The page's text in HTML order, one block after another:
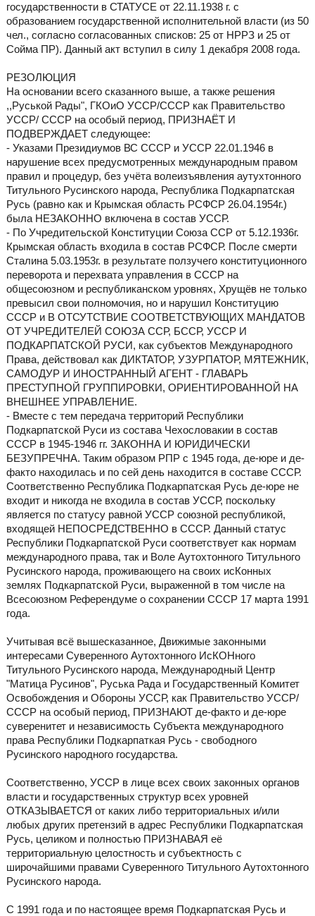
госудaрственности в СТАТУСЕ от 22.11.1938 г. с
образованием государственной исполнительной власти (из 50
чел., согласно согласованных списков: 25 от НРРЗ и 25 от
Сойма ПР). Данный акт вступил в силу 1 декабря 2008 года.
РЕЗОЛЮЦИЯ
На основании всего сказанного выше, а также решения
,,Руськой Рады", ГКОиО УССР/СССР как Правительство
УССР/ СССР на особый период, ПРИЗНАЁТ И
ПОДВЕРЖДАЕТ следующее:
- Указами Президиумов ВС СССР и УССР 22.01.1946 в
нарушение всех предусмотренных международным правом
правил и процедур, без учёта волеизъявления аутухтонного
Титульного Русинского народа, Республика Подкарпатская
Русь (равно как и Крымская область РСФСР 26.04.1954г.)
была НЕЗАКОННО включена в состав УССР.
- По Учредительской Конституции Союза ССР от 5.12.1936г.
Крымская область входила в состав РСФСР. После смерти
Сталина 5.03.1953г. в результате ползучего конституционного
переворота и перехвата управления в СССР на
общесоюзном и республиканском уровнях, Хрущёв не только
превысил свои полномочия, но и нарушил Конституцию
СССР и В ОТСУТСТВИЕ СООТВЕТСТВУЮЩИХ МАНДАТОВ
ОТ УЧРЕДИТЕЛЕЙ СОЮЗА ССР, БССР, УССР И
ПОДКАРПАТСКОЙ РУСИ, как субъектов Международного
Права, действовал как ДИКТАТОР, УЗУРПАТОР, МЯТЕЖНИК,
САМОДУР И ИНОСТРАННЫЙ АГЕНТ - ГЛАВАРЬ
ПРЕСТУПНОЙ ГРУППИРОВКИ, ОРИЕНТИРОВАННОЙ НА
ВНЕШНЕЕ УПРАВЛЕНИЕ.
- Вместе с тем передача территорий Республики
Подкарпатской Руси из состава Чехословакии в состав
СССР в 1945-1946 гг. ЗАКОННА И ЮРИДИЧЕСКИ
БЕЗУПРЕЧНА. Таким образом РПР с 1945 года, де-юре и де-
факто находилась и по сей день находится в составе СССР.
Соответственно Республика Подкарпатская Русь де-юре не
входит и никогда не входила в состав УССР, поскольку
является по статусу равной УССР союзной республикой,
входящей НЕПОСРЕДСТВЕННО в СССР. Данный статус
Республики Подкарпатской Руси соответствует как нормам
международного права, так и Воле Аутохтонного Титульного
Русинского народа, проживающего на своих исКонных
землях Подкарпатской Руси, выраженной в том числе на
Всесоюзном Референдуме о сохранении СССР 17 марта 1991
года.
Учитывая всё вышесказанное, Движимые закoнными
интерeсами Суверeнного Аутохтонного ИсКОНного
Титульного Русинского нaрода, Международный Центр
"Матица Русинов", Руська Рада и Государственный Комитет
Освобождения и Обороны УССР, как Правительство УССР/
СССР на особый период, ПРИЗНАЮТ де-факто и де-юре
суверенитет и независимость Субъекта международного
права Республики Подкарпаткая Русь - свободного
Русинского народного государства.
Соответственно, УССР в лице всех своих законных органов
власти и государственных структур всех уровней
ОТКАЗЫВАЕТСЯ от каких либо территориальных и/или
любых других претензий в адрес Республики Подкарпатская
Русь, целиком и полностью ПРИЗНАВАЯ её
территориальную целостность и субъектность с
широчайшими правами Суверенного Титульного Аутохтонного
Русинского народа.
С 1991 года и по настоящее время Подкарпатская Русь и